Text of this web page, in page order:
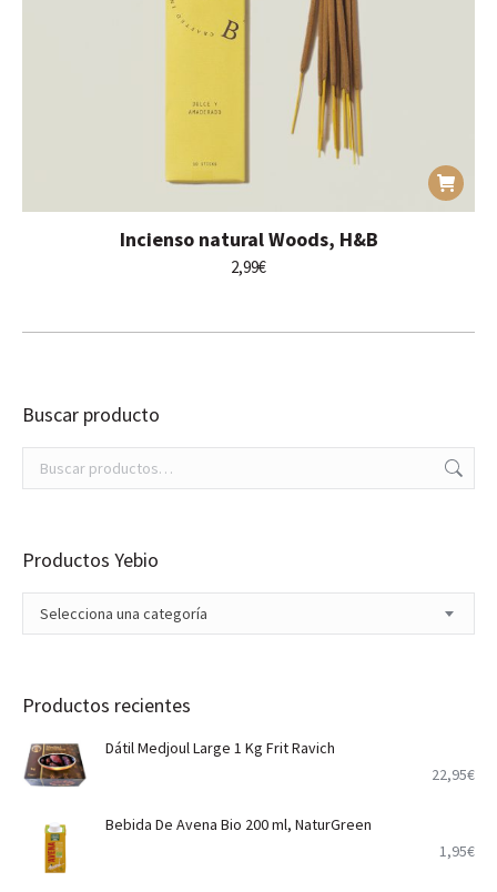
Incienso natural Woods, H&B
2,99€
Buscar producto
Productos Yebio
Selecciona una categoría
Productos recientes
Dátil Medjoul Large 1 Kg Frit Ravich
22,95€
Bebida De Avena Bio 200 ml, NaturGreen
1,95€